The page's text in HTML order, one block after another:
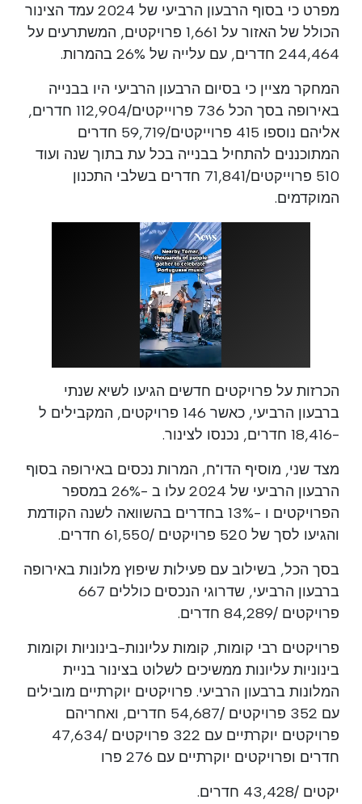
מפרט כי בסוף הרבעון הרביעי של 2024 עמד הצינור
הכולל של האזור על 1,661 פרויקטים, המשתרעים על
244,464 חדרים, עם עלייה של 26% בהמרות.
המחקר מציין כי בסיום הרבעון הרביעי היו בבנייה
באירופה בסך הכל 736 פרוייקטים/112,904 חדרים,
אליהם נוספו 415 פרוייקטים/59,719 חדרים
המתוכננים להתחיל בבנייה בכל עת בתוך שנה ועוד
510 פרוייקטים/71,841 חדרים בשלבי התכנון
המוקדמים.
הכרזות על פרויקטים חדשים הגיעו לשיא שנתי
ברבעון הרביעי, כאשר 146 פרויקטים, המקבילים ל
-18,416 חדרים, נכנסו לצינור.
מצד שני, מוסיף הדו"ח, המרות נכסים באירופה בסוף
הרבעון הרביעי של 2024 עלו ב -26% במספר
הפרויקטים ו -13% בחדרים בהשוואה לשנה הקודמת
והגיעו לסך של 520 פרויקטים /61,550 חדרים.
בסך הכל, בשילוב עם פעילות שיפוץ מלונות באירופה
ברבעון הרביעי, שדרוגי הנכסים כוללים 667
פרויקטים /84,289 חדרים.
פרויקטים רבי קומות, קומות עליונות-בינוניות וקומות
בינוניות עליונות ממשיכים לשלוט בצינור בניית
המלונות ברבעון הרביעי. פרויקטים יוקרתיים מובילים
עם 352 פרויקטים /54,687 חדרים, ואחריהם
פרויקטים יוקרתיים עם 322 פרויקטים /47,634
חדרים ופרויקטים יוקרתיים עם 276 פרו
יקטים /43,428 חדרים.